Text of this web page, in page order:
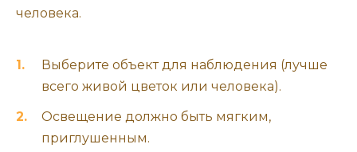
человека.
Выберите объект для наблюдения (лучше
всего живой цветок или человека).
Освещение должно быть мягким,
приглушенным.